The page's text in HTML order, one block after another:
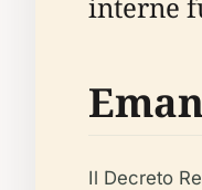
Il Decreto